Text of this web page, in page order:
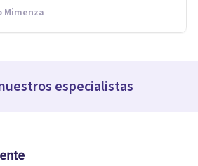
Mimenza
especialistas